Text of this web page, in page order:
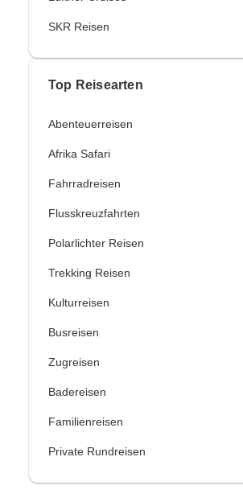
SKR Reisen
Top Reisearten
Abenteuerreisen
Afrika Safari
Fahrradreisen
Flusskreuzfahrten
Polarlichter Reisen
Trekking Reisen
Kulturreisen
Busreisen
Zugreisen
Badereisen
Familienreisen
Private Rundreisen